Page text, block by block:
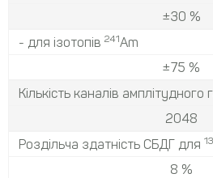
±30 %
- для ізотопів 241Am
±75 %
Кількість каналів
2048
Роздільча здатність СБДГ для
8 %